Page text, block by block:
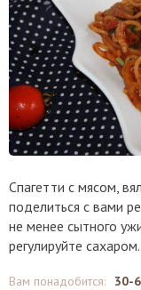
Спагетти с мясом,
поделиться с вами
не менее сытного
регулируйте сахаром.
Вам понадобится:
30-